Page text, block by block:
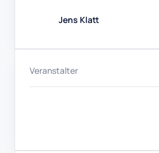
Jens Klatt
Veranstalter